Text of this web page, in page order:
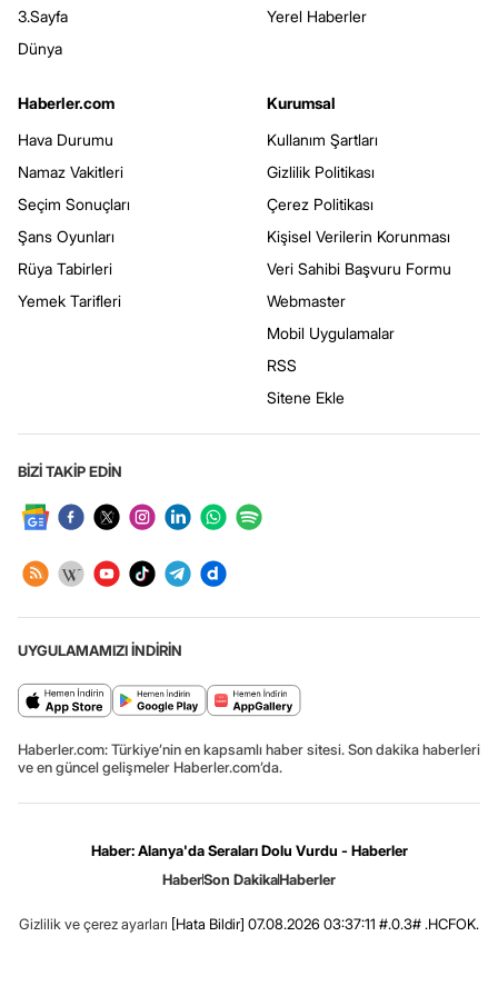
3.Sayfa
Dünya
Yerel Haberler
Haberler.com
Hava Durumu
Namaz Vakitleri
Seçim Sonuçları
Şans Oyunları
Rüya Tabirleri
Yemek Tarifleri
Kurumsal
Kullanım Şartları
Gizlilik Politikası
Çerez Politikası
Kişisel Verilerin Korunması
Veri Sahibi Başvuru Formu
Webmaster
Mobil Uygulamalar
RSS
Sitene Ekle
BİZİ TAKİP EDİN
UYGULAMAMIZI İNDİRİN
Haberler.com: Türkiye’nin en kapsamlı haber sitesi. Son dakika haberleri
ve en güncel gelişmeler Haberler.com’da.
Haber: Alanya'da Seraları Dolu Vurdu - Haberler
HaberSon DakikaHaberler
Gizlilik ve çerez ayarları [Hata Bildir] 07.08.2026 03:37:11 #.0.3# .HCFOK.